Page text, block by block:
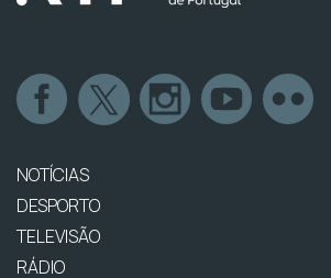
NOTÍCIAS
DESPORTO
TELEVISÃO
RÁDIO